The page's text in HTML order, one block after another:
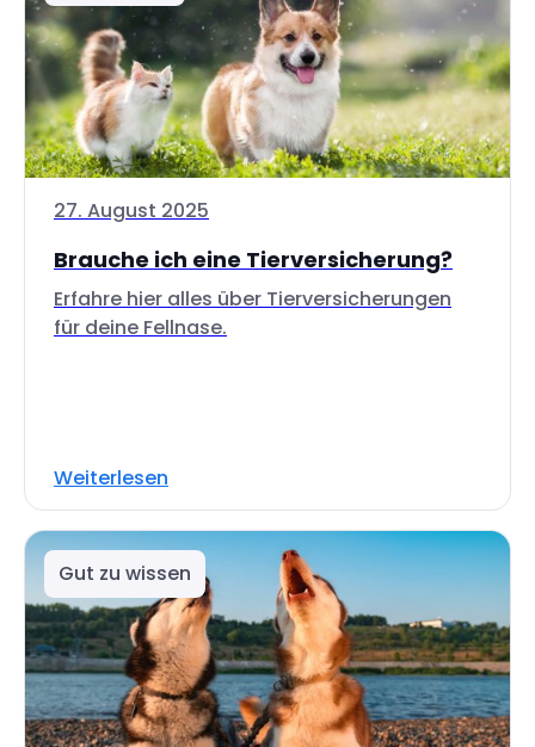
27. August 2025
Brauche ich eine Tierversicherung?
Erfahre hier alles über Tierversicherungen
für deine Fellnase.
Weiterlesen
Gut zu wissen